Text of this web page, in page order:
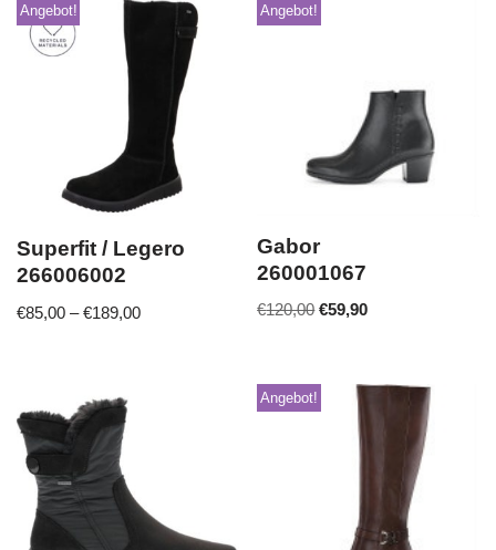
Angebot!
Superfit / Legero
266006002
€85,00 –€189,00
Angebot!
Gabor
260001067
€120,00 €59,90
Angebot!